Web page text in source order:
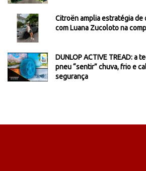
Citroën amplia estratégia
com Luana Zucoloto na
DUNLOP ACTIVE TREAD: a
pneu “sentir” chuva, frio e
segurança